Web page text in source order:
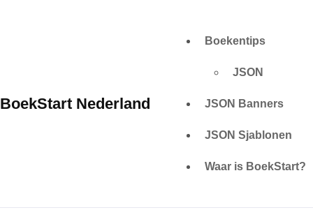
BoekStart Nederland
Boekentips
JSON
JSON Banners
JSON Sjablonen
Waar is BoekStart?